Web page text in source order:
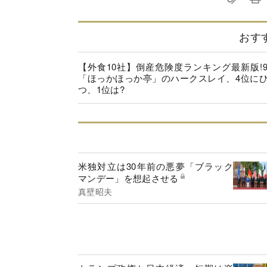
おす
【外食10社】倒産危険度ランキング最新版
「ほっかほっか亭」のハークスレイ、4位に
つ、1位は?
米独対立は30年前の悪夢「ブラック
マンデー」を想起させる
真壁昭夫